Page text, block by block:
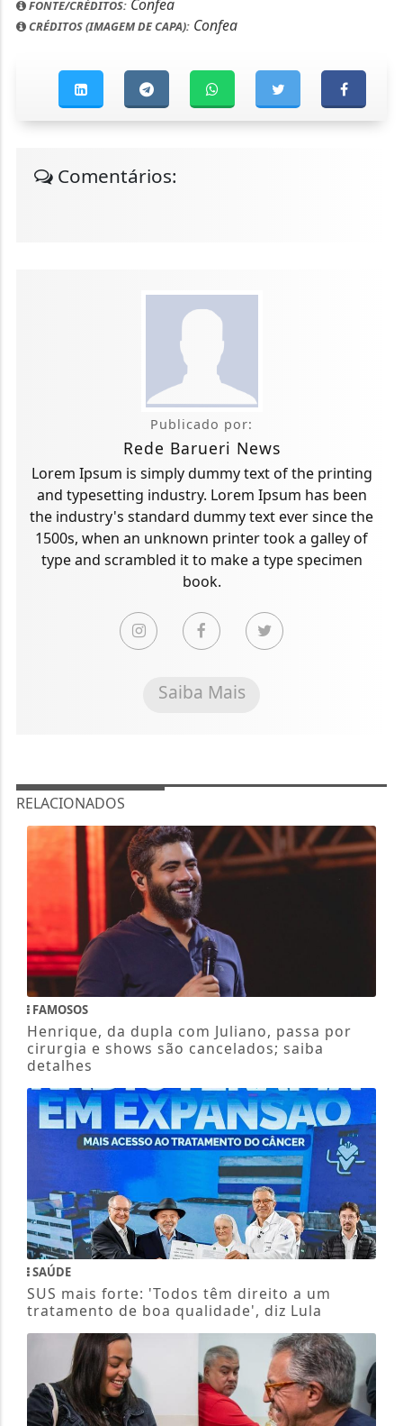
CRÉDITOS (IMAGEM DE CAPA):
Publicado por:
Rede Barueri News
Lorem Ipsum is simply dummy text of the printing
and typesetting industry. Lorem Ipsum has been
the industry's standard dummy text ever since the
1500s, when an unknown printer took a galley of
type and scrambled it to make a type specimen
book.
RELACIONADOS
FAMOSOS
Henrique, da dupla com Juliano, passa por
cirurgia e shows são cancelados; saiba
detalhes
SAÚDE
SUS mais forte: 'Todos têm direito a um
tratamento de boa qualidade', diz Lula